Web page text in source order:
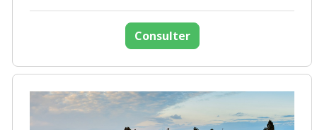
Consulter